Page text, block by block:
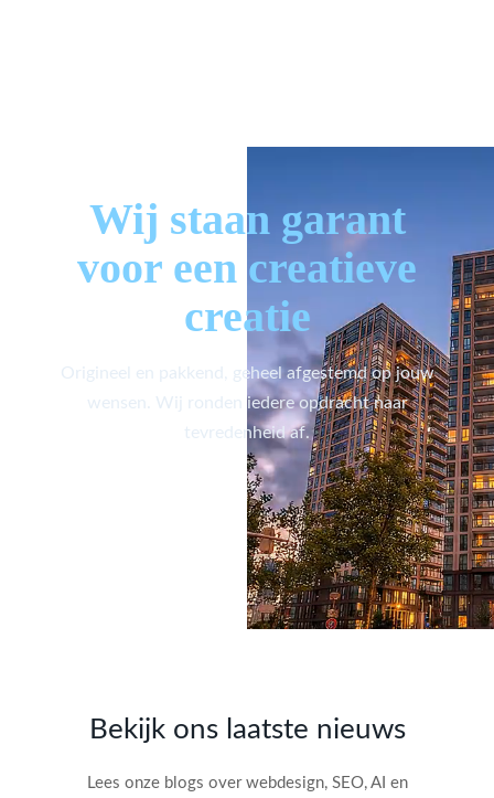
Wij staan garant
voor een creatieve
creatie
Origineel en pakkend, geheel afgestemd op jouw
wensen. Wij ronden iedere opdracht naar
tevredenheid af.
Bekijk ons laatste nieuws
Lees onze blogs over webdesign, SEO, AI en